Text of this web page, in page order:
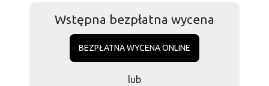
Wstępna bezpłatna wycena
BEZPŁATNA WYCENA ONLINE
lub